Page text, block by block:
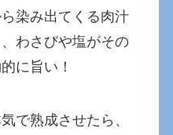
染み出てくる肉汁
わさびや塩がその
に旨い！
で熟成させたら、